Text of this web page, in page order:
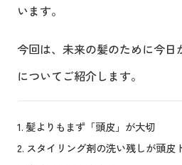
います。
今回は、未来の髪のために今日
についてご紹介します。
髪よりもまず「頭皮」が大切
スタイリング剤の洗い残しが頭皮